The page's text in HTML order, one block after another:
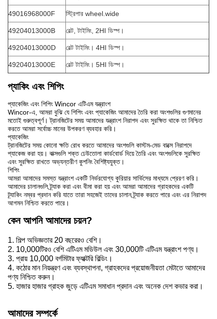
49016968000F স্ট্রিপার wheel.wide
49204013000B বেল্ট, টাইমিং, 2HI ডিস্প।
49204013000D বেল্ট টাইমিং। 4HI ডিস্প।
49204013000E বেল্ট টাইমিং। 5HI ডিস্প।
প্যাকিং এবং শিপিং
প্যাকেজিং এবং শিপিং Wincor এটিএম যন্ত্রাংশ
Wincor-এ, আমরা বুঝি যে শিপিং এবং প্যাকেজিং আমাদের তৈরি করা অংশগুলির গুণমানের
মতোই গুরুত্বপূর্ণ। ট্রানজিটের সময় আমাদের যন্ত্রাংশ নিরাপদ এবং সুরক্ষিত থাকে তা নিশ্চিত
করতে আমরা সর্বোচ্চ মানের উপকরণ ব্যবহার করি।
প্যাকেজিং
ট্রানজিটের সময় কোনো ক্ষতি রোধ করতে আমাদের অংশগুলি কাস্টম-মেড বাক্সে নিরাপদে
প্যাকেজ করা হয়। বাক্সগুলি শক্ত ঢেউতোলা কার্ডবোর্ড দিয়ে তৈরি এবং অংশগুলিকে সুরক্ষিত
এবং সুরক্ষিত রাখতে অভ্যন্তরীণ কুশনিং বৈশিষ্ট্যযুক্ত।
শিপিং
আমরা আমাদের সমস্ত যন্ত্রাংশ একটি নির্ভরযোগ্য কুরিয়ার সার্ভিসের মাধ্যমে প্রেরণ করি।
আমাদের চালানগুলি ট্র্যাক করা এবং বীমা করা হয় এবং আমরা আমাদের গ্রাহকদের একটি
ট্র্যাকিং নম্বর প্রদান করি যাতে তারা সহজেই তাদের চালান ট্র্যাক করতে পারে এবং এর নিরাপদ
আগমন নিশ্চিত করতে পারে।
কেন আপনি আমাদের চয়ন?
1. শিল্প অভিজ্ঞতার 20 বছরেরও বেশি।
2. 10,000টিরও বেশি এটিএম মডিউল এবং 30,000টি এটিএম যন্ত্রাংশ পণ্য।
3. প্রায় 10,000 বর্গমিটার ফ্যাক্টরি বিল্ডিং।
4. কঠোর মান নিয়ন্ত্রণ এবং ব্যবস্থাপনা, গ্রাহকদের প্রয়োজনীয়তা মেটাতে আমাদের
পণ্য নিশ্চিত করুন।
5. হাজার হাজার গ্রাহক জুড়ে এটিএম সমাধান প্রদান এবং অনেক দেশ কভার করা।
আমাদের সম্পর্কে